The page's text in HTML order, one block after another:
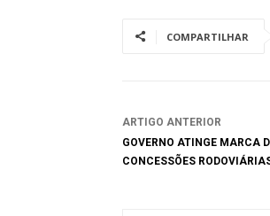
COMPARTILHAR
ARTIGO ANTERIOR
GOVERNO ATINGE MARCA
CONCESSÕES